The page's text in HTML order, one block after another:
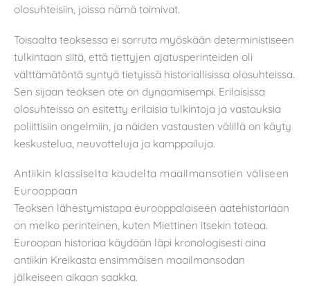
olosuhteisiin, joissa nämä toimivat.
Toisaalta teoksessa ei sorruta myöskään deterministiseen
tulkintaan siitä, että tiettyjen ajatusperinteiden oli
välttämätöntä syntyä tietyissä historiallisissa olosuhteissa.
Sen sijaan teoksen ote on dynaamisempi. Erilaisissa
olosuhteissa on esitetty erilaisia tulkintoja ja vastauksia
poliittisiin ongelmiin, ja näiden vastausten välillä on käyty
keskustelua, neuvotteluja ja kamppailuja.
Antiikin klassiselta kaudelta maailmansotien väliseen
Eurooppaan
Teoksen lähestymistapa eurooppalaiseen aatehistoriaan
on melko perinteinen, kuten Miettinen itsekin toteaa.
Euroopan historiaa käydään läpi kronologisesti aina
antiikin Kreikasta ensimmäisen maailmansodan
jälkeiseen aikaan saakka.